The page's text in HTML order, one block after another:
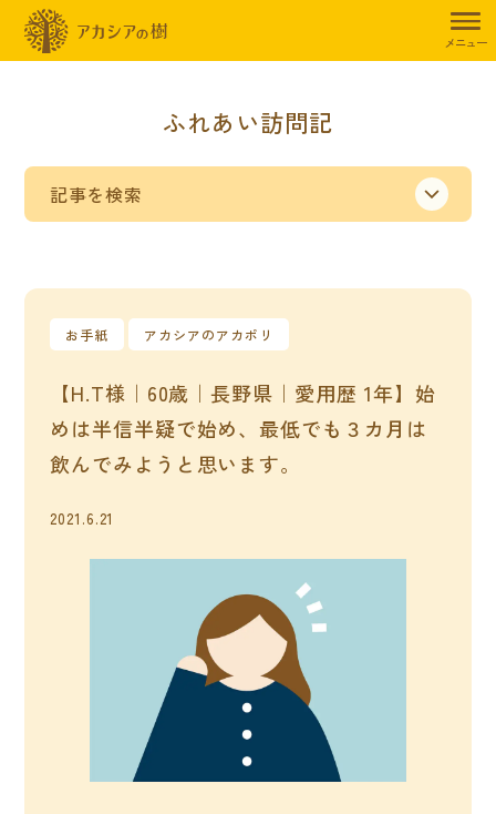
メニュー
ふれあい訪問記
記事を検索
お手紙 アカシアのアカポリ
【H.T様｜60歳｜長野県｜愛用歴 1年】始
めは半信半疑で始め、最低でも３カ月は
飲んでみようと思います。
2021.6.21